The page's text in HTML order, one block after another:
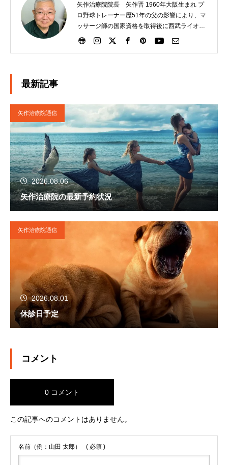
矢作治療院院長 矢作晋 1960年大阪生まれ プ
ロ野球トレーナー歴51年の父の影響により、マ
ッサージ師の国家資格を取得後に西武ライオン
ズにトレーナーとして入団。その後、大洋ホエ
最新記事
矢作治療院通信
2026.08.06
矢作治療院の最新予約状況
矢作治療院通信
2026.08.01
休診日予定
コメント
0 コメント
この記事へのコメントはありません。
名前（例：山田 太郎） ( 必須 )